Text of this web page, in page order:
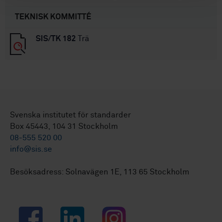
TEKNISK KOMMITTÉ
SIS/TK 182 Trä
Svenska institutet för standarder
Box 45443, 104 31 Stockholm
08-555 520 00
info@sis.se
Besöksadress: Solnavägen 1E, 113 65 Stockholm
Facebook LinkedIn Instagram